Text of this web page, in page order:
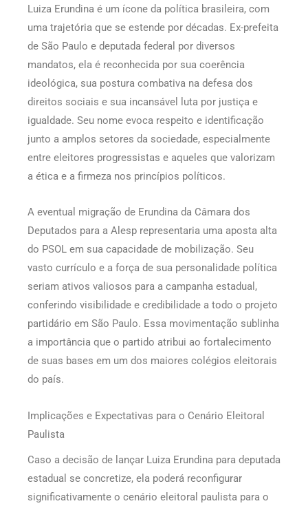
Luiza Erundina é um ícone da política brasileira, com
uma trajetória que se estende por décadas. Ex-prefeita
de São Paulo e deputada federal por diversos
mandatos, ela é reconhecida por sua coerência
ideológica, sua postura combativa na defesa dos
direitos sociais e sua incansável luta por justiça e
igualdade. Seu nome evoca respeito e identificação
junto a amplos setores da sociedade, especialmente
entre eleitores progressistas e aqueles que valorizam
a ética e a firmeza nos princípios políticos.
A eventual migração de Erundina da Câmara dos
Deputados para a Alesp representaria uma aposta alta
do PSOL em sua capacidade de mobilização. Seu
vasto currículo e a força de sua personalidade política
seriam ativos valiosos para a campanha estadual,
conferindo visibilidade e credibilidade a todo o projeto
partidário em São Paulo. Essa movimentação sublinha
a importância que o partido atribui ao fortalecimento
de suas bases em um dos maiores colégios eleitorais
do país.
Implicações e Expectativas para o Cenário Eleitoral
Paulista
Caso a decisão de lançar Luiza Erundina para deputada
estadual se concretize, ela poderá reconfigurar
significativamente o cenário eleitoral paulista para o